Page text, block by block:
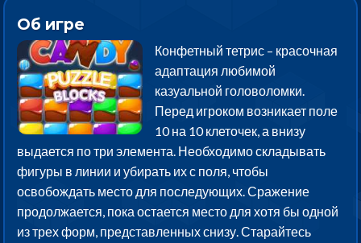
Об игре
Конфетный тетрис – красочная
адаптация любимой
казуальной головоломки.
Перед игроком возникает поле
10 на 10 клеточек, а внизу
выдается по три элемента. Необходимо складывать
фигуры в линии и убирать их с поля, чтобы
освобождать место для последующих. Сражение
продолжается, пока остается место для хотя бы одной
из трех форм, представленных снизу. Старайтесь